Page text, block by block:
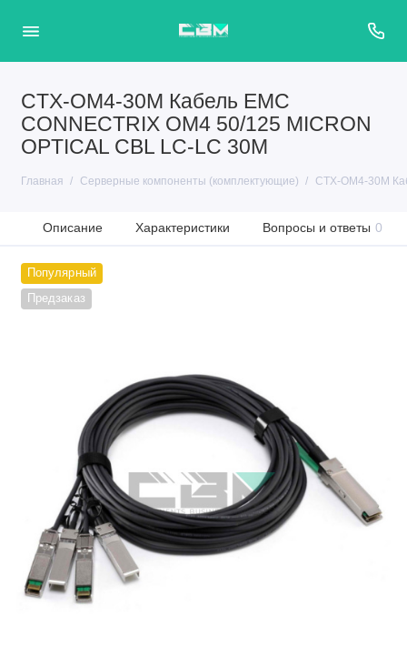
CTX-OM4-30M Кабель EMC
CONNECTRIX OM4 50/125 MICRON
OPTICAL CBL LC-LC 30M
Главная Серверные компоненты (комплектующие) CTX-OM4-30M
Описание Характеристики Вопросы и ответы 0
Популярный
Предзаказ